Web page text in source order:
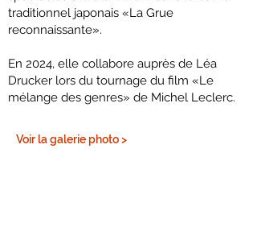
traditionnel japonais «La Grue
reconnaissante».
En 2024, elle collabore auprès de Léa
Drucker lors du tournage du film «Le
mélange des genres» de Michel Leclerc.
Voir la galerie photo >